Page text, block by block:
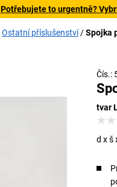
Potřebujete to urgentně?
Ostatní příslušenství Spojka
Čís.:
tvar
d x š